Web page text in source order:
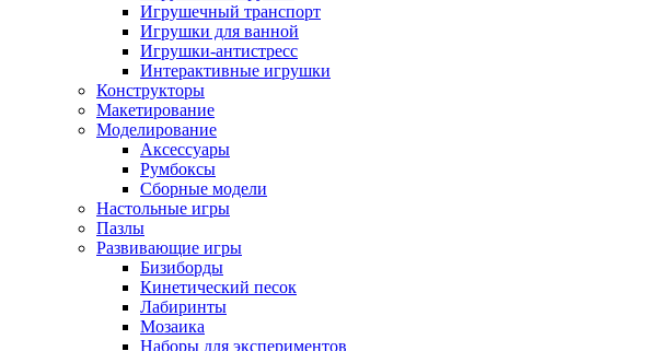
Игрушечный транспорт
Игрушки для ванной
Игрушки-антистресс
Интерактивные игрушки
Конструкторы
Макетирование
Моделирование
Аксессуары
Румбоксы
Сборные модели
Настольные игры
Пазлы
Развивающие игры
Бизиборды
Кинетический песок
Лабиринты
Мозаика
Наборы для экспериментов